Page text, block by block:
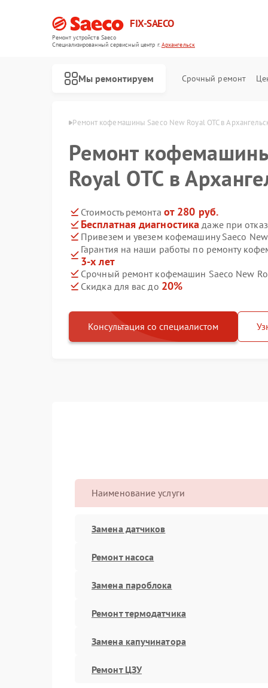
FIX-SAECO
Ремонт устройств Saeco
Специализированный cервисный центр г.Архангельск
Мы ремонтируем Срочный ремонт
в Архангельске Ремонт кофемашины Saeco New Royal OTC в
Ремонт
Royal OTC в
Стоимость ремонта от 280 руб.
Бесплатная диагностика даже при
Привезем и увезем кофемашину Saeco New
Гарантия на наши работы по ремонту
3-х лет
Срочный ремонт кофемашин Saeco New
Скидка для вас до 20%
Консультация со специалистом
Наименование услуги
Замена датчиков
Ремонт насоса
Замена пароблока
Ремонт термодатчика
Замена капучинатора
Ремонт ЦЗУ